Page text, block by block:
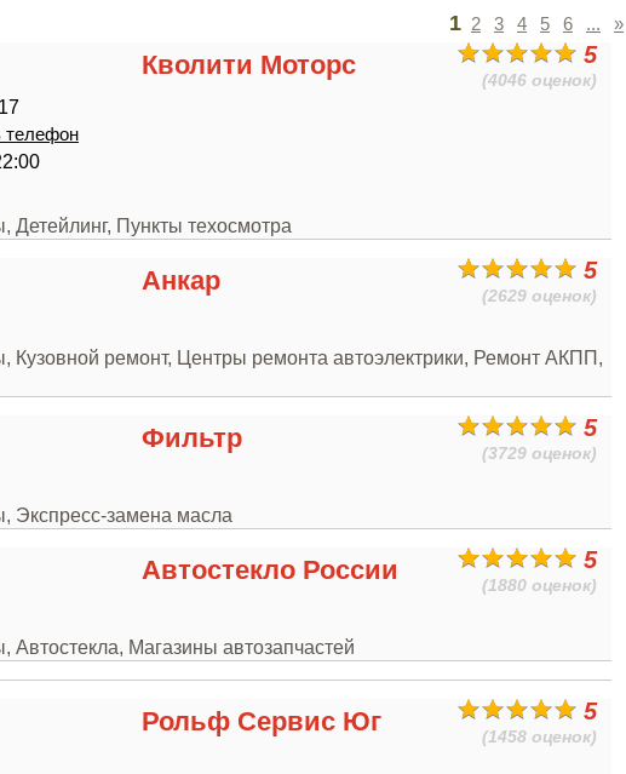
1 2 3 4 5 6 ... »
5
(4046 оценок)
Кволити Моторс
телефон
Детейлинг, Пункты техосмотра
5
(2629 оценок)
Анкар
Кузовной ремонт, Центры ремонта автоэлектрики, Ремонт АКПП,
5
(3729 оценок)
Фильтр
Экспресс-замена масла
5
(1880 оценок)
Автостекло России
Автостекла, Магазины автозапчастей
5
(1458 оценок)
Рольф Сервис Юг